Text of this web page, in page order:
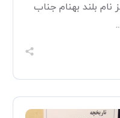
بلند بهنام جناب